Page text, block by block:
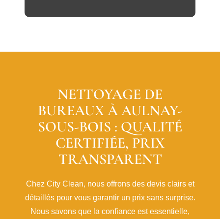
NETTOYAGE DE
BUREAUX À AULNAY-
SOUS-BOIS : QUALITÉ
CERTIFIÉE, PRIX
TRANSPARENT
Chez City Clean, nous offrons des devis clairs et
détaillés pour vous garantir un prix sans surprise.
Nous savons que la confiance est essentielle,